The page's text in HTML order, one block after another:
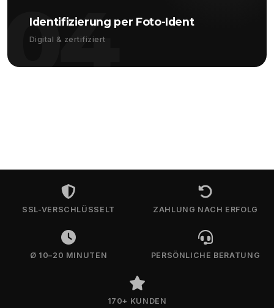
04
Identifizierung per Foto-Ident
Digital & zertifiziert
SSL-VERSCHLÜSSELT ZAHLUNG NACH ERFOLG
Ø 10–20 MINUTEN PERSÖNLICHE BERATUNG
170+ KUNDEN